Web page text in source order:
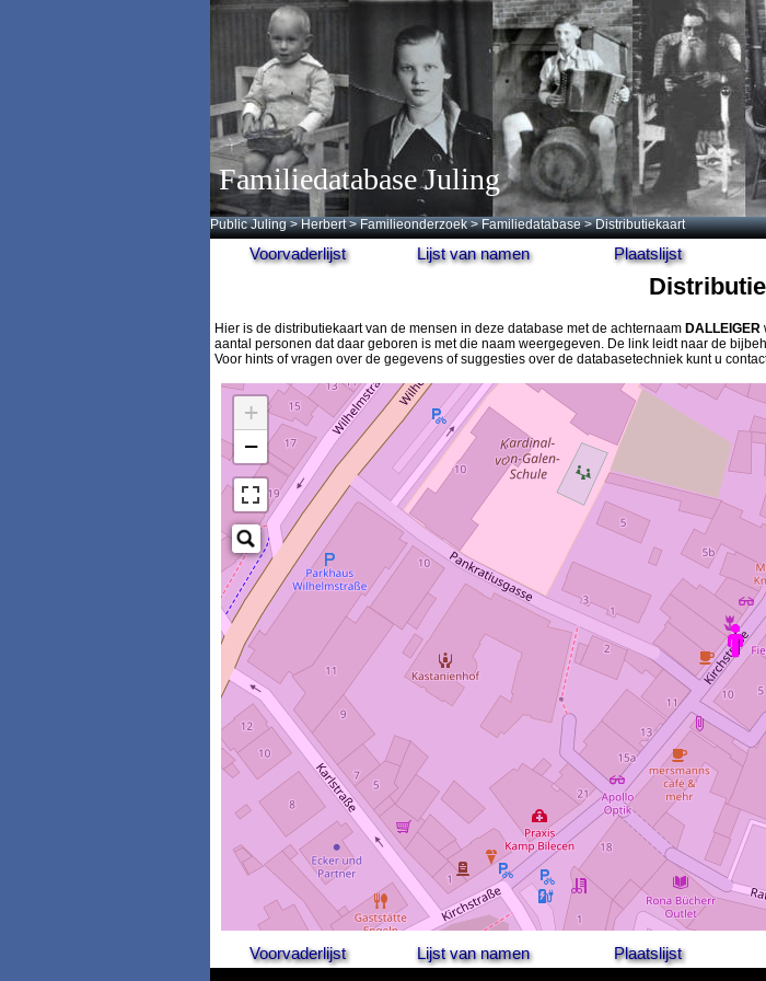
Familiedatabase Juling
Public Juling >Herbert >Familieonderzoek >Familiedatabase > Distributiekaart
Voorvaderlijst Lijst van namen Plaatslijst
Hier is de distributiekaart van de mensen in deze database met de achternaam DALLEIGER
aantal personen dat daar geboren is met die naam weergegeven. De link leidt naar de
Voor hints of vragen over de gegevens of suggesties over de databasetechniek kunt u
+
−
Voorvaderlijst Lijst van namen Plaatslijst